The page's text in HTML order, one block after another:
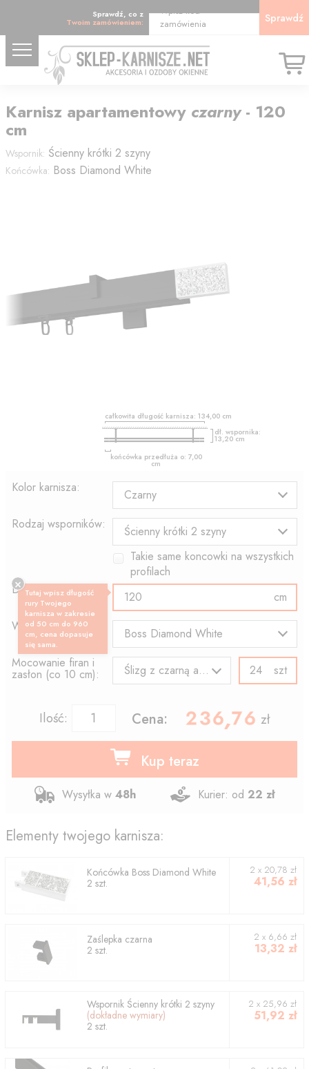
Sprawdź, co z
Twoim zamówieniem:
Wpisz kod
zamówienia
Sprawdź
Karnisz apartamentowy czarny- 120
cm
Wspornik: Ścienny krótki 2 szyny
Końcówka: Boss Diamond White
całkowita długość karnisza: 134,00cm
dł. wspornika:
13,20cm
końcówka przedłuża o: 7,00
cm
Kolor karnisza:
Czarny
Rodzaj wsporników:
Ścienny krótki 2 szyny
Takie same koncowki na wszystkich
profilach
Długość profilu:
cm
Wzór końcówki:
Boss Diamond White
Mocowanie firan i
zasłon (co 10 cm): Ślizg z czarną agrafką szt
Ilość: Cena: , zł
Kup teraz
Wysyłka w 48h Kurier: od 22 zł
Tutaj wpisz długość
rury Twojego
karnisza w zakresie
od 50 cm do 960
cm, cena dopasuje
się sama.
Elementy twojego karnisza:
Końcówka Boss Diamond White
2 szt.
2 x 20,78 zł
41,56 zł
Zaślepka czarna
2 szt.
2 x 6,66 zł
13,32 zł
Wspornik Ścienny krótki 2 szyny
(dokładne wymiary)
2 szt.
2 x 25,96 zł
51,92 zł